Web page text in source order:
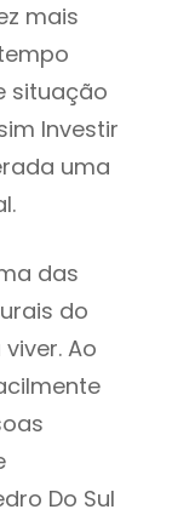
mais
situação
Investir
uma
das
do
Ao
Do Sul